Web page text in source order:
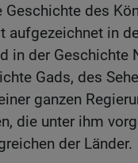
Geschichte des
aufgezeichnet in
in der Geschichte
Gads, des
ganzen
die unter ihm
der Länder.